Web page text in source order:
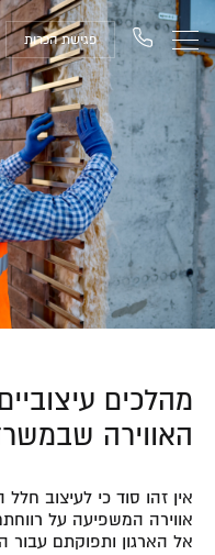
פגישת הכרות
מהלכים
האווירה
אין זהו סוד כי לעיצוב
אווירה המשפיעה על
אל הארגון ותפוקתם